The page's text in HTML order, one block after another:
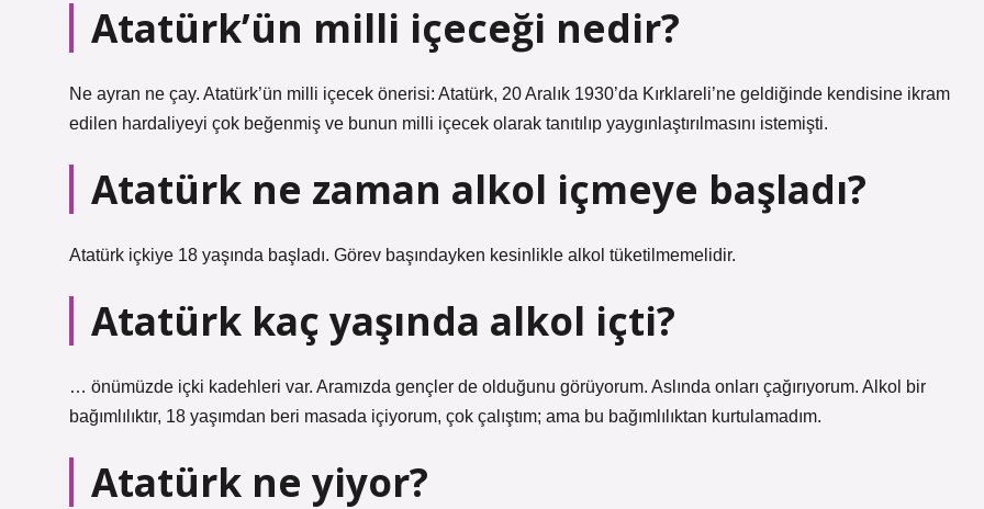
Atatürk’ün milli içeceği nedir?
Ne ayran ne çay. Atatürk’ün milli içecek önerisi: Atatürk, 20 Aralık 1930’da Kırklareli’ne geldiğinde kendisine ikram
edilen hardaliyeyi çok beğenmiş ve bunun milli içecek olarak tanıtılıp yaygınlaştırılmasını istemişti.
Atatürk ne zaman alkol içmeye başladı?
Atatürk içkiye 18 yaşında başladı. Görev başındayken kesinlikle alkol tüketilmemelidir.
Atatürk kaç yaşında alkol içti?
… önümüzde içki kadehleri ​​var. Aramızda gençler de olduğunu görüyorum. Aslında onları çağırıyorum. Alkol bir
bağımlılıktır, 18 yaşımdan beri masada içiyorum, çok çalıştım; ama bu bağımlılıktan kurtulamadım.
Atatürk ne yiyor?